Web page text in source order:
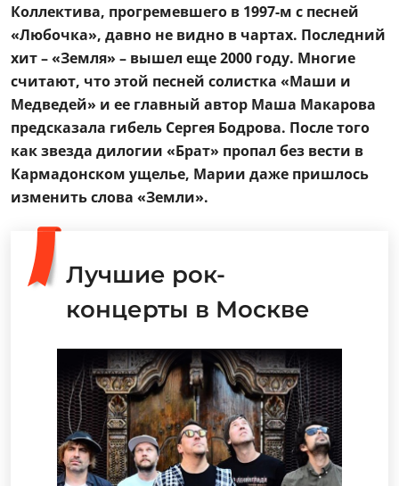
Коллектива, прогремевшего в 1997-м с песней
«Любочка», давно не видно в чартах. Последний
хит – «Земля» – вышел еще 2000 году. Многие
считают, что этой песней солистка «Маши и
Медведей» и ее главный автор Маша Макарова
предсказала гибель Сергея Бодрова. После того
как звезда дилогии «Брат» пропал без вести в
Кармадонском ущелье, Марии даже пришлось
изменить слова «Земли».
Лучшие рок-
концерты в Москве